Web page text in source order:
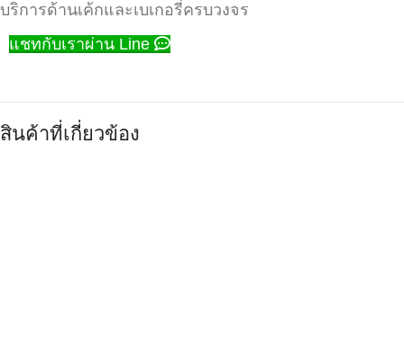
บริการด้านเค้กและเบเกอรี่ครบวงจร
แชทกับเราผ่าน Line
สินค้าที่เกี่ยวข้อง